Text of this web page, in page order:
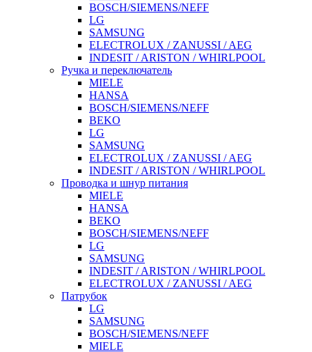
BOSCH/SIEMENS/NEFF
LG
SAMSUNG
ELECTROLUX / ZANUSSI / AEG
INDESIT / ARISTON / WHIRLPOOL
Ручка и переключатель
MIELE
HANSA
BOSCH/SIEMENS/NEFF
BEKO
LG
SAMSUNG
ELECTROLUX / ZANUSSI / AEG
INDESIT / ARISTON / WHIRLPOOL
Проводка и шнур питания
MIELE
HANSA
BEKO
BOSCH/SIEMENS/NEFF
LG
SAMSUNG
INDESIT / ARISTON / WHIRLPOOL
ELECTROLUX / ZANUSSI / AEG
Патрубок
LG
SAMSUNG
BOSCH/SIEMENS/NEFF
MIELE